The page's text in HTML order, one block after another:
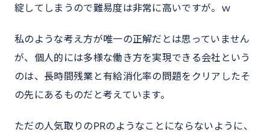
綻してしまうので難易度は非常に高いですが。ｗ
私のような考え方が唯一の正解だとは思っていません
が、個人的には多様な働き方を実現できる会社という
のは、長時間残業と有給消化率の問題をクリアしたそ
の先にあるものだと考えています。
ただの人気取りのPRのようなことにならないように、